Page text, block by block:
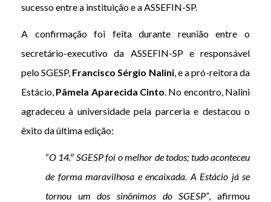
sucesso entre a instituição e a ASSEFIN-SP.
A confirmação foi feita durante reunião entre o
secretário-executivo da ASSEFIN-SP e responsável
pelo SGESP, Francisco Sérgio Nalini, e a pró-reitora da
Estácio, Pâmela Aparecida Cinto . No encontro, Nalini
agradeceu à universidade pela parceria e destacou o
êxito da última edição:
“O 14.º SGESP foi o melhor de todos; tudo aconteceu
de forma maravilhosa e encaixada. A Estácio já se
tornou um dos sinônimos do SGESP”, afirmou